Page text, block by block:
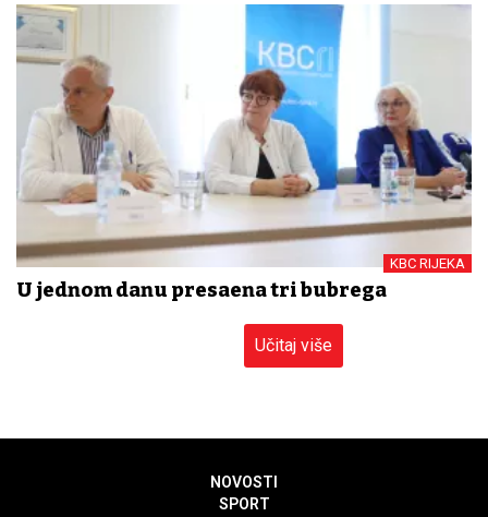
KBC RIJEKA
U jednom danu presađena tri bubrega
Učitaj više
NOVOSTI
SPORT